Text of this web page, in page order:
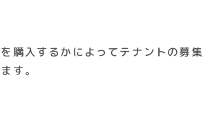
購入するかによってテナントの募集
す。